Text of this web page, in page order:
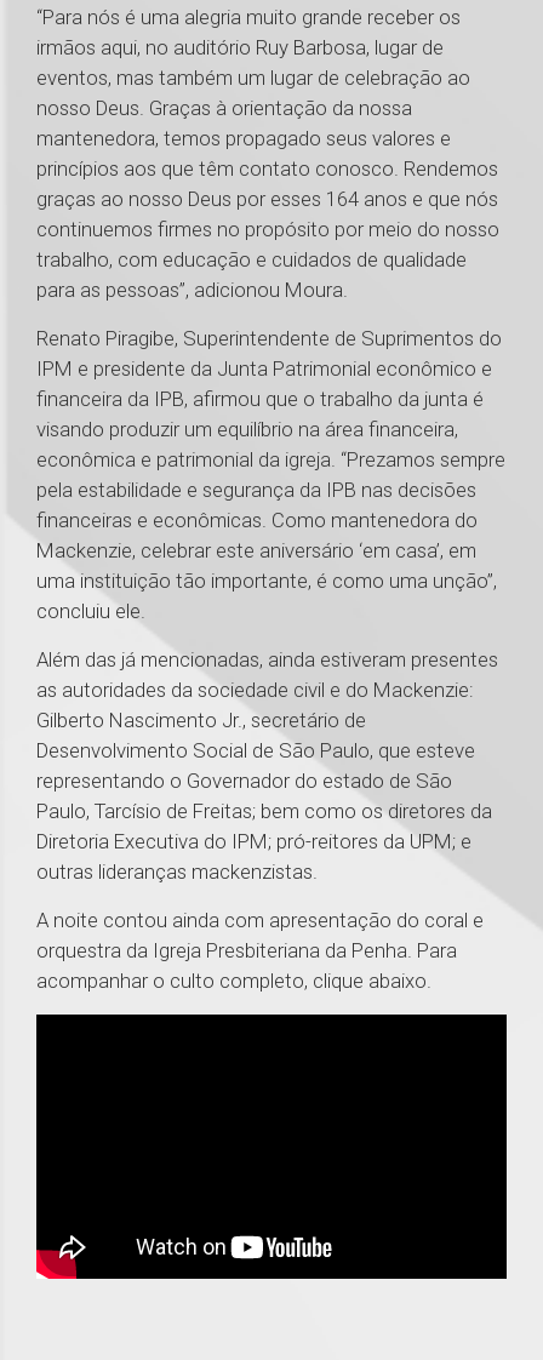
“Para nós é uma alegria muito grande receber os
irmãos aqui, no auditório Ruy Barbosa, lugar de
eventos, mas também um lugar de celebração ao
nosso Deus. Graças à orientação da nossa
mantenedora, temos propagado seus valores e
princípios aos que têm contato conosco. Rendemos
graças ao nosso Deus por esses 164 anos e que nós
continuemos firmes no propósito por meio do nosso
trabalho, com educação e cuidados de qualidade
para as pessoas”, adicionou Moura.
Renato Piragibe, Superintendente de Suprimentos do
IPM e presidente da Junta Patrimonial econômico e
financeira da IPB, afirmou que o trabalho da junta é
visando produzir um equilíbrio na área financeira,
econômica e patrimonial da igreja. “Prezamos sempre
pela estabilidade e segurança da IPB nas decisões
financeiras e econômicas. Como mantenedora do
Mackenzie, celebrar este aniversário ‘em casa’, em
uma instituição tão importante, é como uma unção”,
concluiu ele.
Além das já mencionadas, ainda estiveram presentes
as autoridades da sociedade civil e do Mackenzie:
Gilberto Nascimento Jr., secretário de
Desenvolvimento Social de São Paulo, que esteve
representando o Governador do estado de São
Paulo, Tarcísio de Freitas; bem como os diretores da
Diretoria Executiva do IPM; pró-reitores da UPM; e
outras lideranças mackenzistas.
A noite contou ainda com apresentação do coral e
orquestra da Igreja Presbiteriana da Penha. Para
acompanhar o culto completo, clique abaixo.